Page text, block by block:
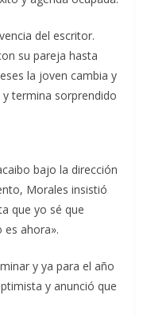
del escritor.
su pareja hasta
la joven cambia y
termina sorprendido
bajo la dirección
Morales insistió
que yo sé que
ahora».
y ya para el año
y anunció que